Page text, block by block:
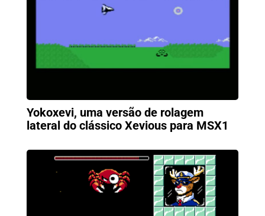
Yokoxevi, uma versão de rolagem
lateral do clássico Xevious para MSX1